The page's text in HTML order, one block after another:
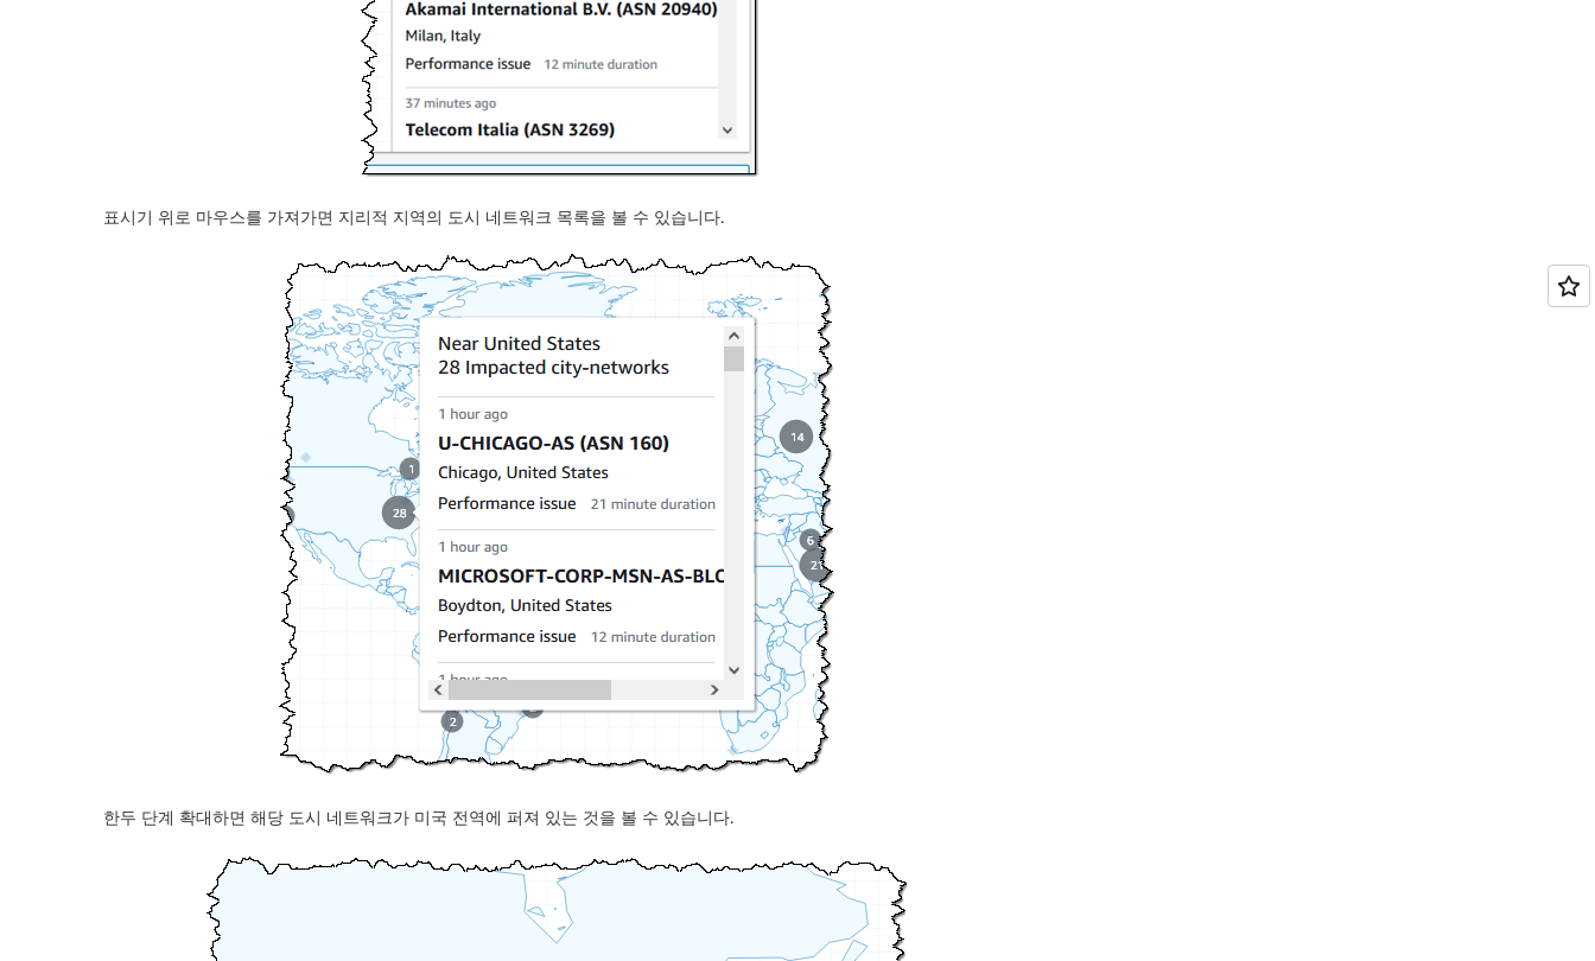
표시기 위로 마우스를 가져가면 지리적 지역의 도시 네트워크 목록을 볼 수 있습니다.
한두 단계 확대하면 해당 도시 네트워크가 미국 전역에 퍼져 있는 것을 볼 수 있습니다.